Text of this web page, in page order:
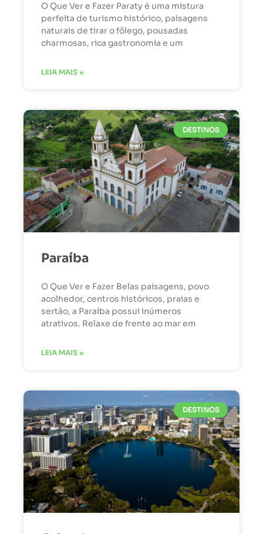
O Que Ver e Fazer Paraty é uma mistura
perfeita de turismo histórico, paisagens
naturais de tirar o fôlego, pousadas
charmosas, rica gastronomia e um
LEIA MAIS »
DESTINOS
Paraíba
O Que Ver e Fazer Belas paisagens, povo
acolhedor, centros históricos, praias e
sertão, a Paraíba possui inúmeros
atrativos. Relaxe de frente ao mar em
LEIA MAIS »
DESTINOS